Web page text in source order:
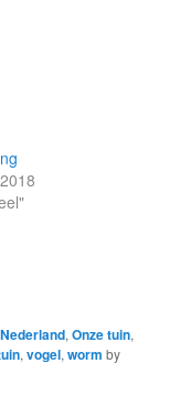
Nederland,Onze tuin,
,vogel,worm by